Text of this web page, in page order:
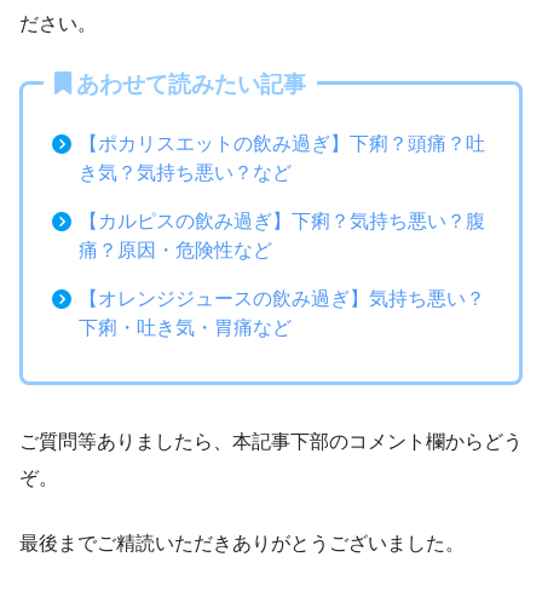
ださい。
あわせて読みたい記事
【ポカリスエットの飲み過ぎ】下痢？頭痛？吐
き気？気持ち悪い？など
【カルピスの飲み過ぎ】下痢？気持ち悪い？腹
痛？原因・危険性など
【オレンジジュースの飲み過ぎ】気持ち悪い？
下痢・吐き気・胃痛など
ご質問等ありましたら、本記事下部のコメント欄からどう
ぞ。
最後までご精読いただきありがとうございました。